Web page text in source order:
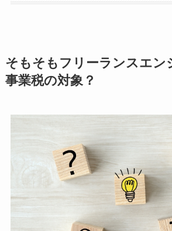
そもそもフリーランスエン
事業税の対象？